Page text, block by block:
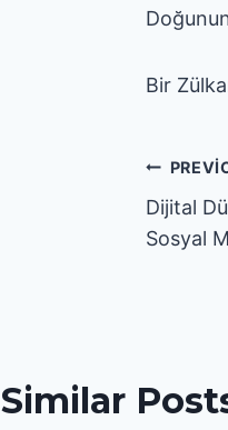
Bir
Yazı
Dijital
Sosyal
Similar